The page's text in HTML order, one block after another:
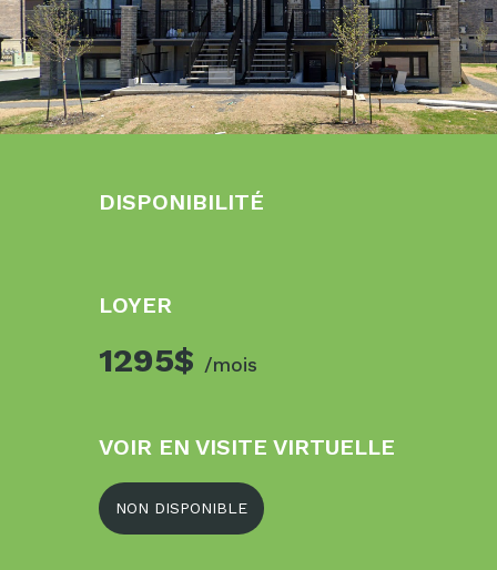
DISPONIBILITÉ
LOYER
1295$ /mois
VOIR EN VISITE VIRTUELLE
NON DISPONIBLE